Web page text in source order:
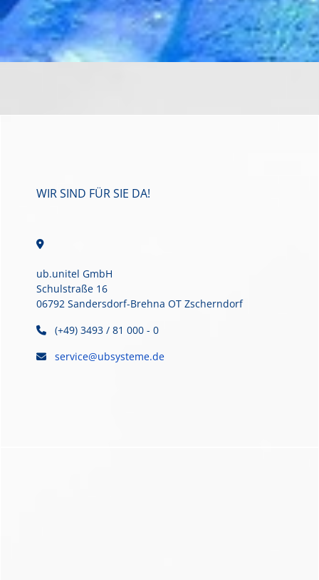
WIR SIND FÜR SIE DA!
ub.unitel GmbH
Schulstraße 16
06792 Sandersdorf-Brehna OT Zscherndorf
(+49) 3493 / 81 000 - 0
service@ubsysteme.de